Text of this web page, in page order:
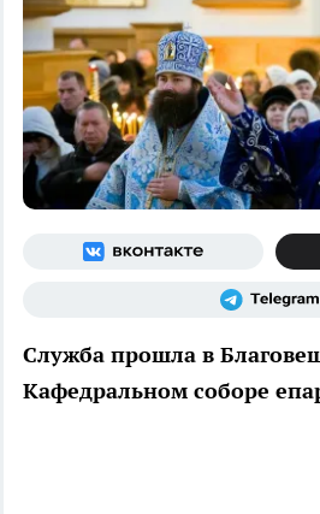
Служба прошла в
Кафедральном соборе